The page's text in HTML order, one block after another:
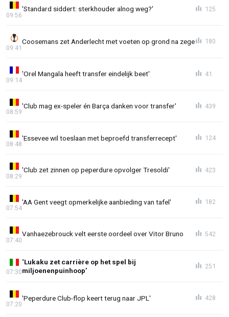
'Standard siddert: sterkhouder alnog weg?'
09:56
125
Coosemans zet Anderlecht met voeten op grond na zege
09:41
180
'Orel Mangala heeft transfer eindelijk beet'
09:14
41
'Club mag ex-speler én Barça danken voor transfer'
08:59
439
'Essevee wil toeslaan met beproefd transferrecept'
08:48
124
'Club zet zinnen op peperdure opvolger Tresoldi'
08:29
423
'AA Gent veegt opmerkelijke aanbieding van tafel'
07:54
182
Vanhaezebrouck velt eerste oordeel over Vitor Bruno
07:40
542
‘Lukaku zet carrière op het spel bij
miljoenenpuinhoop’
07:30
251
'Peperdure Club-flop keert terug naar JPL'
07:20
428